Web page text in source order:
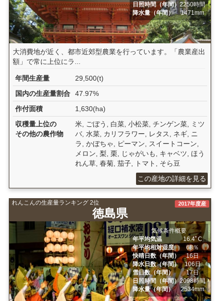
日照時間（年間）2250時間
降水量（年間）
1471mm
大消費地が近く、都市近郊型農業を行っています。「農業産出
額」で常に上位にラ...
年間生産量
29,500(t)
国内の生産量割合
47.97%
作付面積
1,630(ha)
収穫量上位の
その他の農作物
米, ごぼう, 白菜, 小松菜, チンゲン菜, ミツ
バ, 水菜, カリフラワー, レタス, ネギ, ニ
ラ, かぼちゃ, ピーマン, スイートコーン,
メロン, 梨, 栗, じゃがいも, キャベツ, ほう
れん草, 春菊, 茄子, トマト, そら豆
この産地の詳細を見る
れんこんの生産量ランキング 2位
徳島県
2017年度産
気候条件概要
年平均気温
16.4ﾟC
年平均相対湿度
68％
快晴日数（年間）
16日
降水日数（年間）
106日
雪日数（年間）
17日
日照時間（年間）2098時間
降水量（年間）
2534mm